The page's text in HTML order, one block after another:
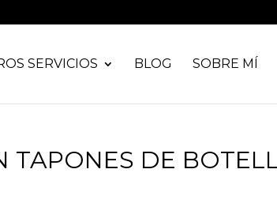
SERVICIOS BLOG SOBRE MÍ
DE